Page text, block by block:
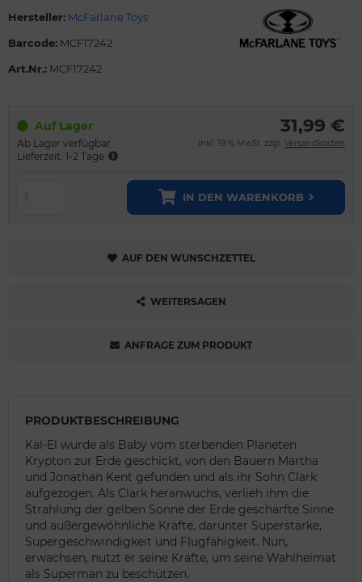
Hersteller: McFarlane Toys
Barcode: MCF17242
Art.Nr.: MCF17242
Auf Lager
Ab Lager verfügbar
Lieferzeit: 1-2 Tage
31,99 €
inkl. 19 % MwSt. zzgl. Versandkosten
IN DEN WARENKORB
AUF DEN WUNSCHZETTEL
WEITERSAGEN
ANFRAGE ZUM PRODUKT
PRODUKTBESCHREIBUNG
Kal-El wurde als Baby vom sterbenden Planeten
Krypton zur Erde geschickt, von den Bauern Martha
und Jonathan Kent gefunden und als ihr Sohn Clark
aufgezogen. Als Clark heranwuchs, verlieh ihm die
Strahlung der gelben Sonne der Erde geschärfte Sinne
und außergewöhnliche Kräfte, darunter Superstärke,
Supergeschwindigkeit und Flugfähigkeit. Nun,
erwachsen, nutzt er seine Kräfte, um seine Wahlheimat
als Superman zu beschützen.